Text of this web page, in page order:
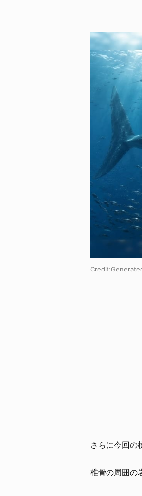
Credit:Generated
さらに今回の
椎骨の周囲の